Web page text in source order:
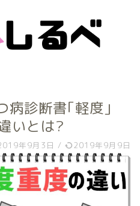
病診断書｢軽度｣
いとは?
年9月3日 / 2019年9月9日